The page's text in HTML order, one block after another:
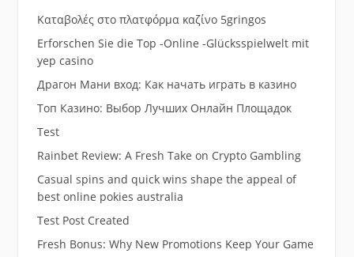
Καταβολές στο πλατφόρμα καζίνο 5gringos
Erforschen Sie die Top -Online -Glücksspielwelt mit
yep casino
Драгон Мани вход: Как начать играть в казино
Топ Казино: Выбор Лучших Онлайн Площадок
Test
Rainbet Review: A Fresh Take on Crypto Gambling
Casual spins and quick wins shape the appeal of
best online pokies australia
Test Post Created
Fresh Bonus: Why New Promotions Keep Your Game